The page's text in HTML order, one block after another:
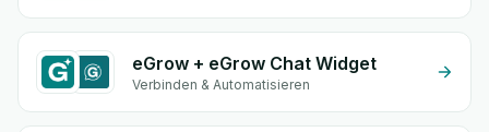
eGrow + eGrow Chat Widget
Verbinden & Automatisieren